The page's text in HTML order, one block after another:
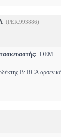
(PER.993886)
OEM
B: RCA